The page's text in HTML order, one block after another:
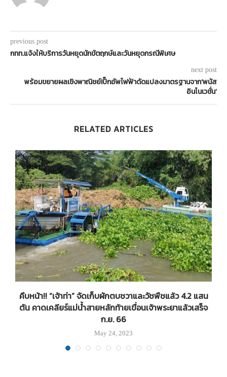
previous post
กทท.แจ้งให้บริการวันหยุดนักขัตฤกษ์และวันหยุดกรณีพิเศษ
next post
พร้อมขยายผลเชิงพาณิชย์!ปิ๊กอัพไฟฟ้าดัดแปลงมาตรฐานจาก’พนัส
อินโนเวชั่น’
RELATED ARTICLES
คืบหน้า!! “เจ้าท่า” จัดเก็บผักตบชวาและวัชพืชแล้ว 4.2 แสน
ตัน คาดเคลียร์แม่น้ำสายหลักท้ายเขื่อนเจ้าพระยาแล้วเสร็จ
ก.ย. 66
May 24, 2023